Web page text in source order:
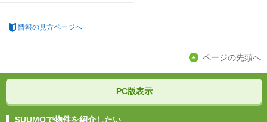
情報の見方ページへ
ページの先頭へ
PC版表示
SUUMOで物件を紹介したい